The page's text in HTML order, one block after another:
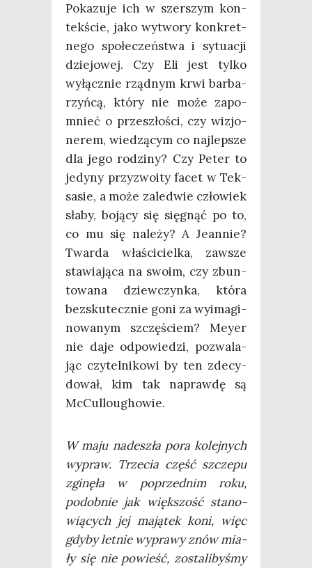
Poka­zu­je ich w szer­szym kon­
tek­ście, jako wytwo­ry kon­kret­
ne­go spo­łe­czeń­stwa i sytu­acji
dzie­jo­wej. Czy Eli jest tyl­ko
wyłącz­nie rząd­nym krwi bar­ba­
rzyń­cą, któ­ry nie może zapo­
mnieć o prze­szło­ści, czy wizjo­
ne­rem, wie­dzą­cym co naj­lep­sze
dla jego rodzi­ny? Czy Peter to
jedy­ny przy­zwo­ity facet w Tek­
sa­sie, a może zale­d­wie czło­wiek
sła­by, boją­cy się się­gnąć po to,
co mu się nale­ży? A Jean­nie?
Twar­da wła­ści­ciel­ka, zawsze
sta­wia­ją­ca na swo­im, czy zbun­
to­wa­na dziew­czyn­ka, któ­ra
bez­sku­tecz­nie goni za wyima­gi­
no­wa­nym szczę­ściem? Mey­er
nie daje odpo­wie­dzi, pozwa­la­
jąc czy­tel­ni­ko­wi by ten zde­cy­
do­wał, kim tak napraw­dę są
McCulloughowie.
W maju nade­szła pora kolej­nych
wypraw. Trze­cia część szcze­pu
zgi­nę­ła w poprzed­nim roku,
podob­nie jak więk­szość sta­no­
wią­cych jej mają­tek koni, więc
gdy­by let­nie wypra­wy znów mia­
ły się nie powieść, zosta­li­by­śmy